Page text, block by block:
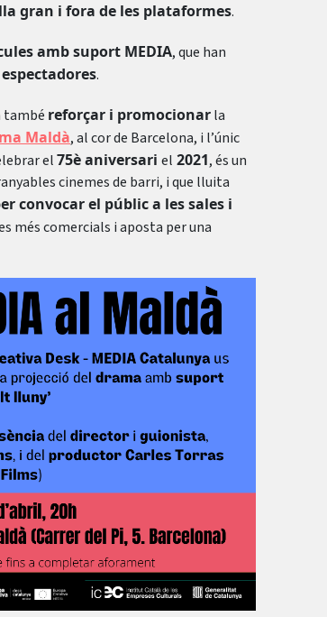
gran i fora de les plataformes.
amb suport MEDIA, que han
.
també reforçar i promocionarla
Maldà, al cor de Barcelona, i l’únic
el75è aniversari el 2021, és un
cinemes de barri, i que lluita
convocar el públic a les sales i
més comercials i aposta per una